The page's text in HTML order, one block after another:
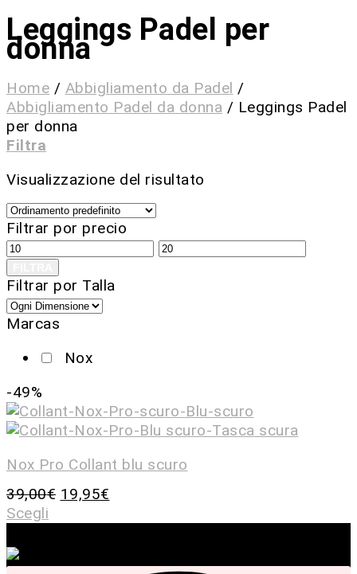
Leggings Padel per
donna
Home / Abbigliamento da Padel /
Abbigliamento Padel da donna / Leggings Padel
per donna
Filtra
Visualizzazione del risultato
Filtrar por precio
Filtrar por Talla
Marcas
Nox
-49%
Nox Pro Collant blu scuro
39,00€ 19,95€
Scegli